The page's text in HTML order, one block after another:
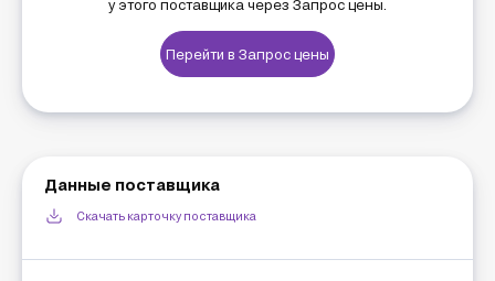
у этого поставщика через Запрос цены.
Перейти в Запрос цены
Данные поставщика
Скачать карточку поставщика